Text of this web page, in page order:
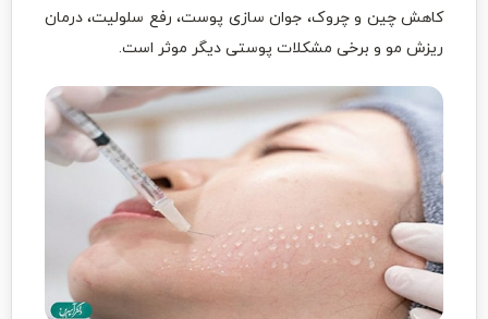
کاهش چین و چروک، جوان سازی پوست، رفع سلولیت، درمان
ریزش مو و برخی مشکلات پوستی دیگر موثر است.